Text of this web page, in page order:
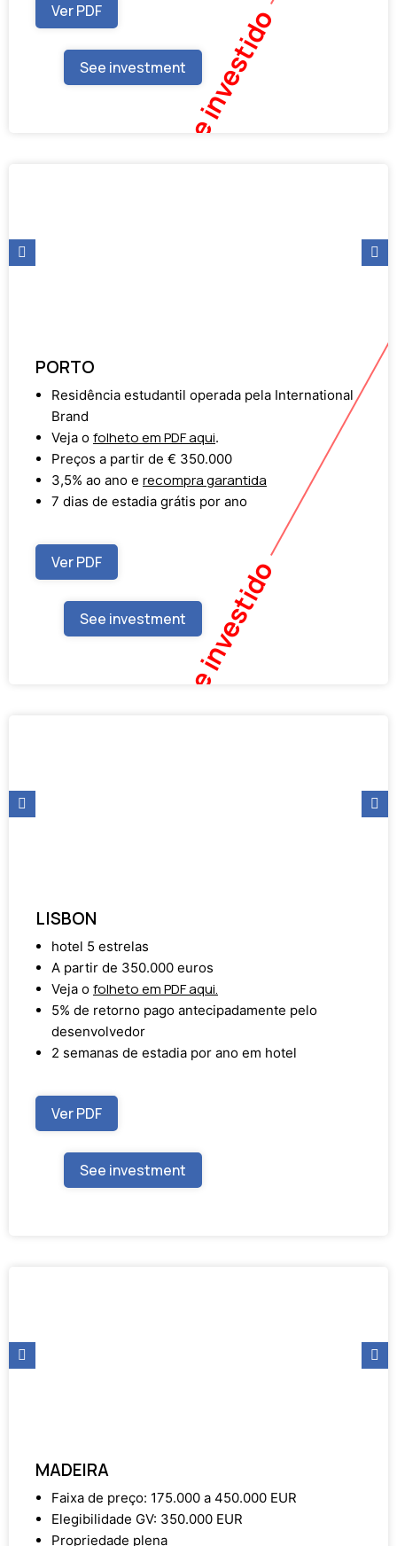
Ver PDF
See investment
Totalmente investido
PORTO
Residência estudantil operada pela International
Brand
Veja o folheto em PDF aqui.
Preços a partir de € 350.000
3,5% ao ano e recompra garantida
7 dias de estadia grátis por ano
Ver PDF
See investment
Totalmente investido
LISBON
hotel 5 estrelas
A partir de 350.000 euros
Veja o folheto em PDF aqui.
5% de retorno pago antecipadamente pelo
desenvolvedor
2 semanas de estadia por ano em hotel
Ver PDF
See investment
MADEIRA
Faixa de preço: 175.000 a 450.000 EUR
Elegibilidade GV: 350.000 EUR
Propriedade plena